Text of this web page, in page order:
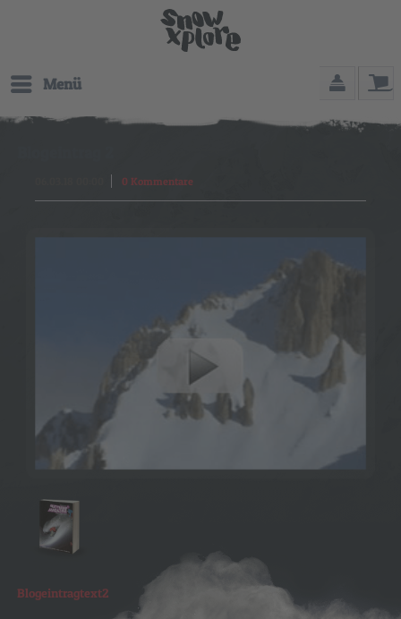
Menü
0 Kommentare
Blogeintragtext2